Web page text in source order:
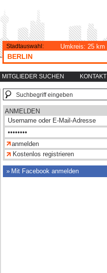
MITGLIEDER SUCHEN KONTAKT
Stadtauswahl: Umkreis: 25 km
BERLIN
ANMELDEN
Kostenlos registrieren
Mit Facebook anmelden